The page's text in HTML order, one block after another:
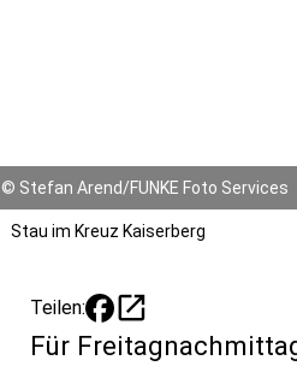
© Stefan Arend/FUNKE Foto Services
Stau im Kreuz Kaiserberg
Teilen: open_in_new
Für